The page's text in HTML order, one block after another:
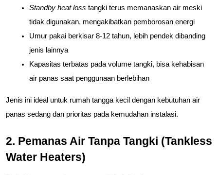
Standby heat loss tangki terus memanaskan air meski
tidak digunakan, mengakibatkan pemborosan energi
Umur pakai berkisar 8-12 tahun, lebih pendek dibanding
jenis lainnya
Kapasitas terbatas pada volume tangki, bisa kehabisan
air panas saat penggunaan berlebihan
Jenis ini ideal untuk rumah tangga kecil dengan kebutuhan air
panas sedang dan prioritas pada kemudahan instalasi.
2. Pemanas Air Tanpa Tangki (Tankless
Water Heaters)